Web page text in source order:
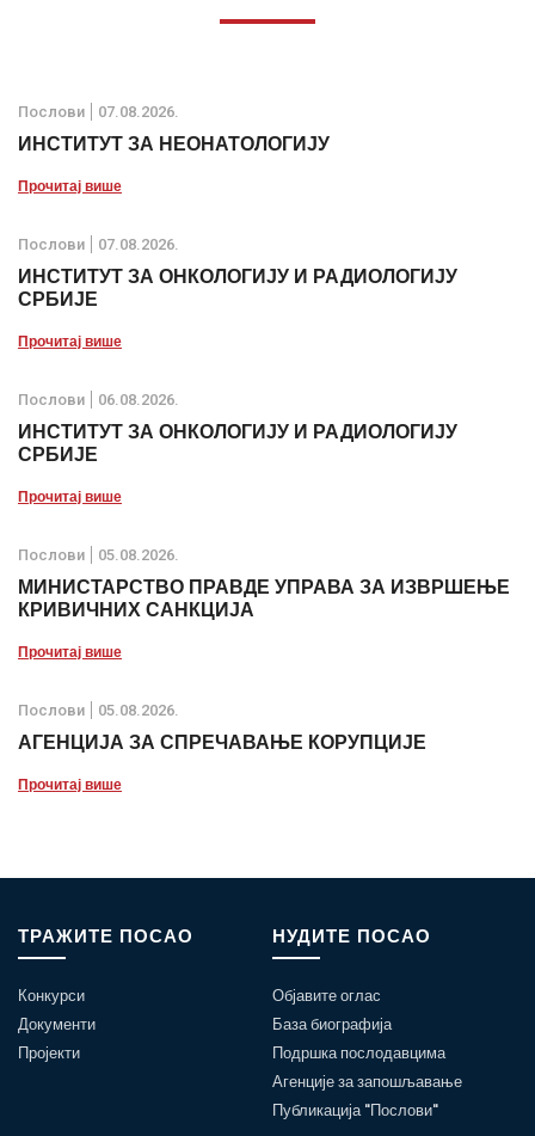
Послови 07.08.2026.
ИНСТИТУТ ЗА НЕОНАТОЛОГИЈУ
Прочитај више
Послови 07.08.2026.
ИНСТИТУТ ЗА ОНКОЛОГИЈУ И РАДИОЛОГИЈУ
СРБИЈЕ
Прочитај више
Послови 06.08.2026.
ИНСТИТУТ ЗА ОНКОЛОГИЈУ И РАДИОЛОГИЈУ
СРБИЈЕ
Прочитај више
Послови 05.08.2026.
МИНИСТАРСТВО ПРАВДЕ УПРАВА ЗА ИЗВРШЕЊЕ
КРИВИЧНИХ САНКЦИЈА
Прочитај више
Послови 05.08.2026.
АГЕНЦИЈА ЗА СПРЕЧАВАЊЕ КОРУПЦИЈЕ
Прочитај више
ТРАЖИТЕ ПОСАО
Конкурси
Документи
Пројекти
НУДИТЕ ПОСАО
Објавите оглас
База биографија
Подршка послодавцима
Агенције за запошљавање
Публикација "Послови"